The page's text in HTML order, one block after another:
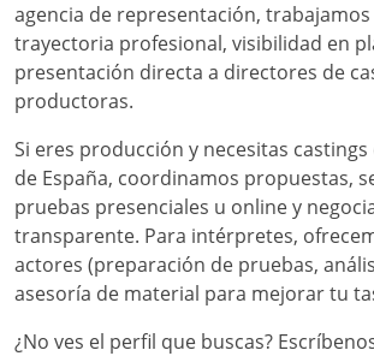
agencia de representación,
trayectoria profesional, visibilidad en
presentación directa a directores de
productoras.
Si eres producción y necesitas
de España, coordinamos propuestas,
pruebas presenciales u online y
transparente. Para intérpretes,
actores (preparación de pruebas,
asesoría de material para mejorar tu
¿No ves el perfil que buscas?